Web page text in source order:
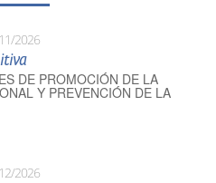
2026
DE PROMOCIÓN DE LA
Y PREVENCIÓN DE LA
2026